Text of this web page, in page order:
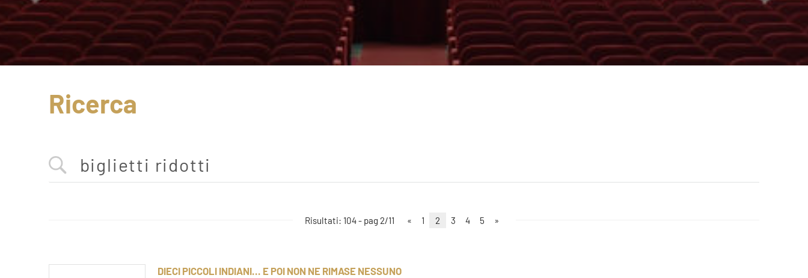
Ricerca
Risultati: 104 - pag 2/11 « 1 2 3 4 5 »
DIECI PICCOLI INDIANI... E POI NON NE RIMASE NESSUNO